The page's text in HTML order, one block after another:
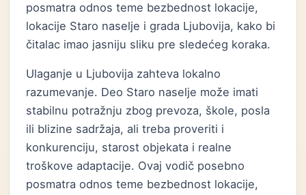
posmatra odnos teme bezbednost lokacije,
lokacije Staro naselje i grada Ljubovija, kako bi
čitalac imao jasniju sliku pre sledećeg koraka.
Ulaganje u Ljubovija zahteva lokalno
razumevanje. Deo Staro naselje može imati
stabilnu potražnju zbog prevoza, škole, posla
ili blizine sadržaja, ali treba proveriti i
konkurenciju, starost objekata i realne
troškove adaptacije. Ovaj vodič posebno
posmatra odnos teme bezbednost lokacije,